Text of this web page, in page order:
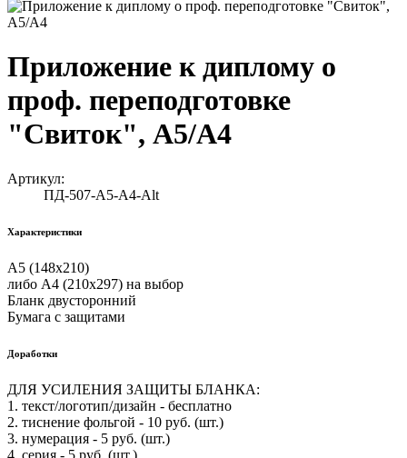
Приложение к диплому о
проф. переподготовке
"Свиток", А5/А4
Артикул:
ПД-507-А5-А4-Alt
Характеристики
А5 (148х210)
либо А4 (210х297) на выбор
Бланк двусторонний
Бумага с защитами
Доработки
ДЛЯ УСИЛЕНИЯ ЗАЩИТЫ БЛАНКА:
1. текст/логотип/дизайн - бесплатно
2. тиснение фольгой - 10 руб. (шт.)
3. нумерация - 5 руб. (шт.)
4. серия - 5 руб. (шт.)